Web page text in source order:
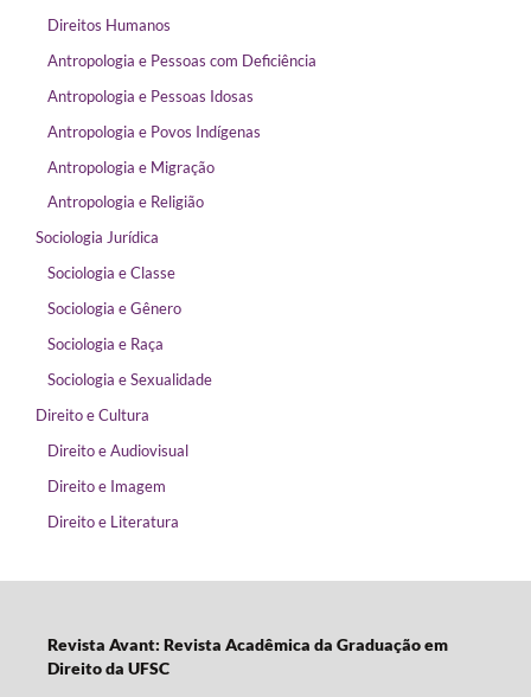
Direitos Humanos
Antropologia e Pessoas com Deficiência
Antropologia e Pessoas Idosas
Antropologia e Povos Indígenas
Antropologia e Migração
Antropologia e Religião
Sociologia Jurídica
Sociologia e Classe
Sociologia e Gênero
Sociologia e Raça
Sociologia e Sexualidade
Direito e Cultura
Direito e Audiovisual
Direito e Imagem
Direito e Literatura
Revista Avant: Revista Acadêmica da Graduação em
Direito da UFSC